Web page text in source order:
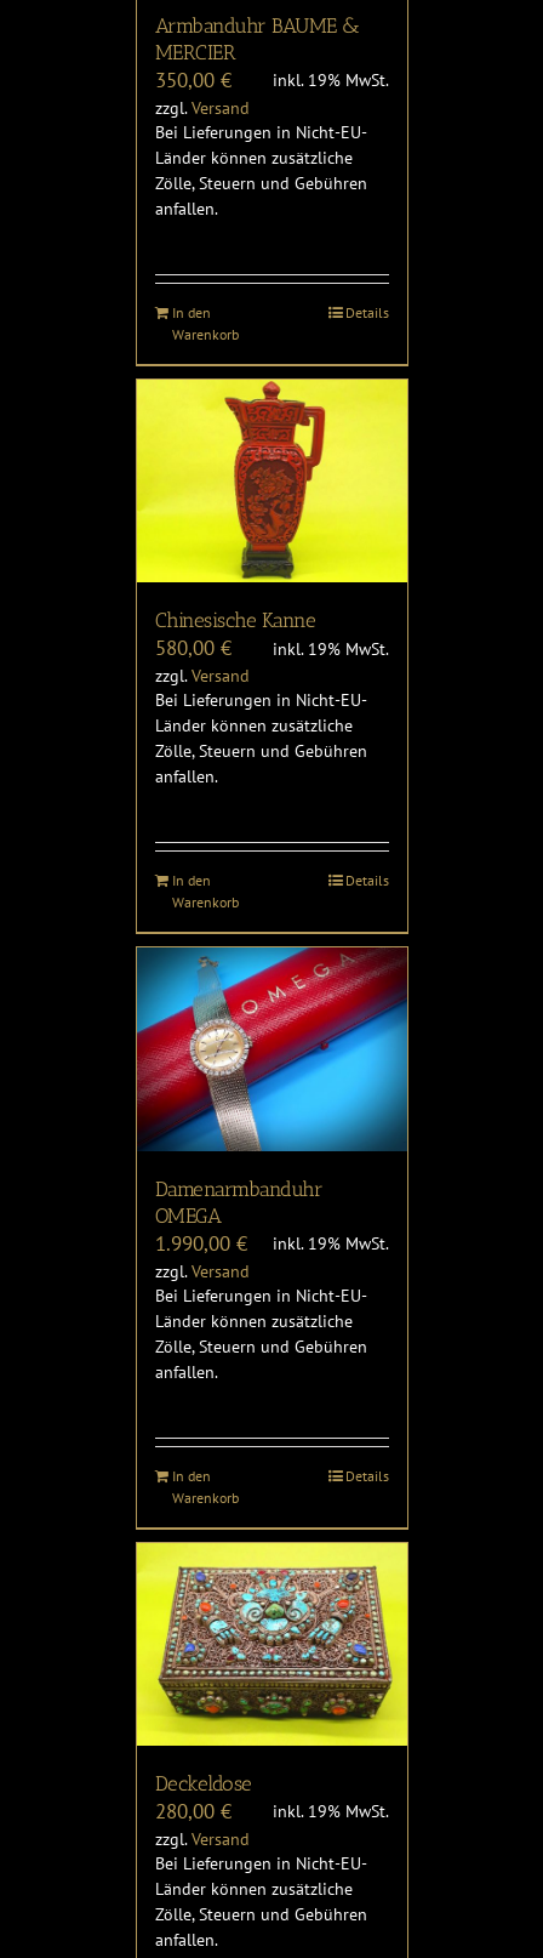
Armbanduhr BAUME &
MERCIER
350,00 €
inkl. 19% MwSt.
zzgl.Versand
Bei Lieferungen in Nicht-EU-
Länder können zusätzliche
Zölle, Steuern und Gebühren
anfallen.
In den
Warenkorb
Details
Chinesische Kanne
580,00 €
inkl. 19% MwSt.
zzgl.Versand
Bei Lieferungen in Nicht-EU-
Länder können zusätzliche
Zölle, Steuern und Gebühren
anfallen.
In den
Warenkorb
Details
Damenarmbanduhr
OMEGA
1.990,00 €
inkl. 19% MwSt.
zzgl.Versand
Bei Lieferungen in Nicht-EU-
Länder können zusätzliche
Zölle, Steuern und Gebühren
anfallen.
In den
Warenkorb
Details
Deckeldose
280,00 €
inkl. 19% MwSt.
zzgl.Versand
Bei Lieferungen in Nicht-EU-
Länder können zusätzliche
Zölle, Steuern und Gebühren
anfallen.